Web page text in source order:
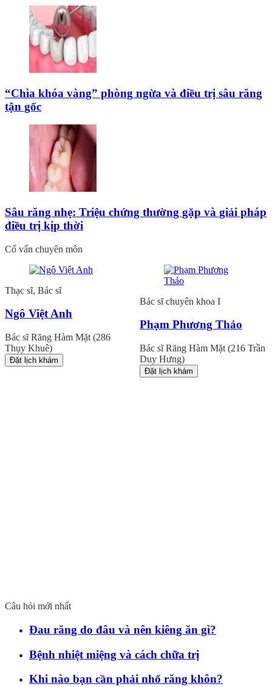
“Chìa khóa vàng” phòng ngừa và điều trị sâu răng
tận gốc
Sâu răng nhẹ: Triệu chứng thường gặp và giải pháp
điều trị kịp thời
Cố vấn chuyên môn
Thạc sĩ, Bác sĩ
Ngô Việt Anh
Bác sĩ Răng Hàm Mặt (286
Thụy Khuê)
Đặt lịch khám
Bác sĩ chuyên khoa I
Phạm Phương Thảo
Bác sĩ Răng Hàm Mặt (216 Trần
Duy Hưng)
Đặt lịch khám
Câu hỏi mới nhất
Đau răng do đâu và nên kiêng ăn gì?
Bệnh nhiệt miệng và cách chữa trị
Khi nào bạn cần phải nhổ răng khôn?